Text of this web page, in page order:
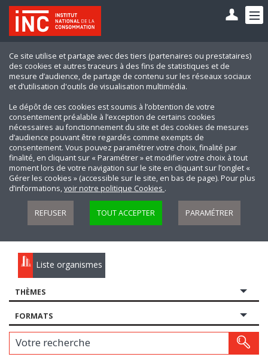
Ce site utilise et partage avec des tiers (partenaires ou prestataires)
des cookies et autres traceurs à des fins de statistiques et de
mesure d’audience, de partage de contenu sur les réseaux sociaux
et d’utilisation d'outils de visualisation multimédia.
Le dépôt de ces cookies est soumis à l’obtention de votre
consentement préalable à l’exception de certains cookies
nécessaires au fonctionnement du site et des cookies de mesures
d’audience pouvant être regardés comme exempts de
consentement. Vous pouvez paramétrer votre choix, finalité par
finalité, en cliquant sur « Paramétrer » et modifier votre choix à tout
moment lors de votre navigation sur le site en cliquant sur l’onglet «
Gérer les cookies » (accessible sur le site, en bas de page). Pour plus
d’informations,voir notre politique Cookies .
REFUSER TOUT ACCEPTER PARAMÉTRER
Liste organismes
THÈMES
FORMATS
Votre recherche